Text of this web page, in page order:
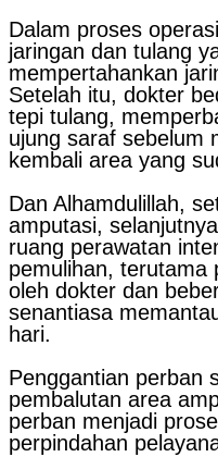
Dalam proses
jaringan dan tulang
mempertahankan
Setelah itu, dokter
tepi tulang,
ujung saraf sebelum
kembali area yang
Dan Alhamdulillah,
amputasi,
ruang perawatan
pemulihan, terutama
oleh dokter dan
senantiasa
hari.
Penggantian perban
pembalutan area
perban menjadi
perpindahan